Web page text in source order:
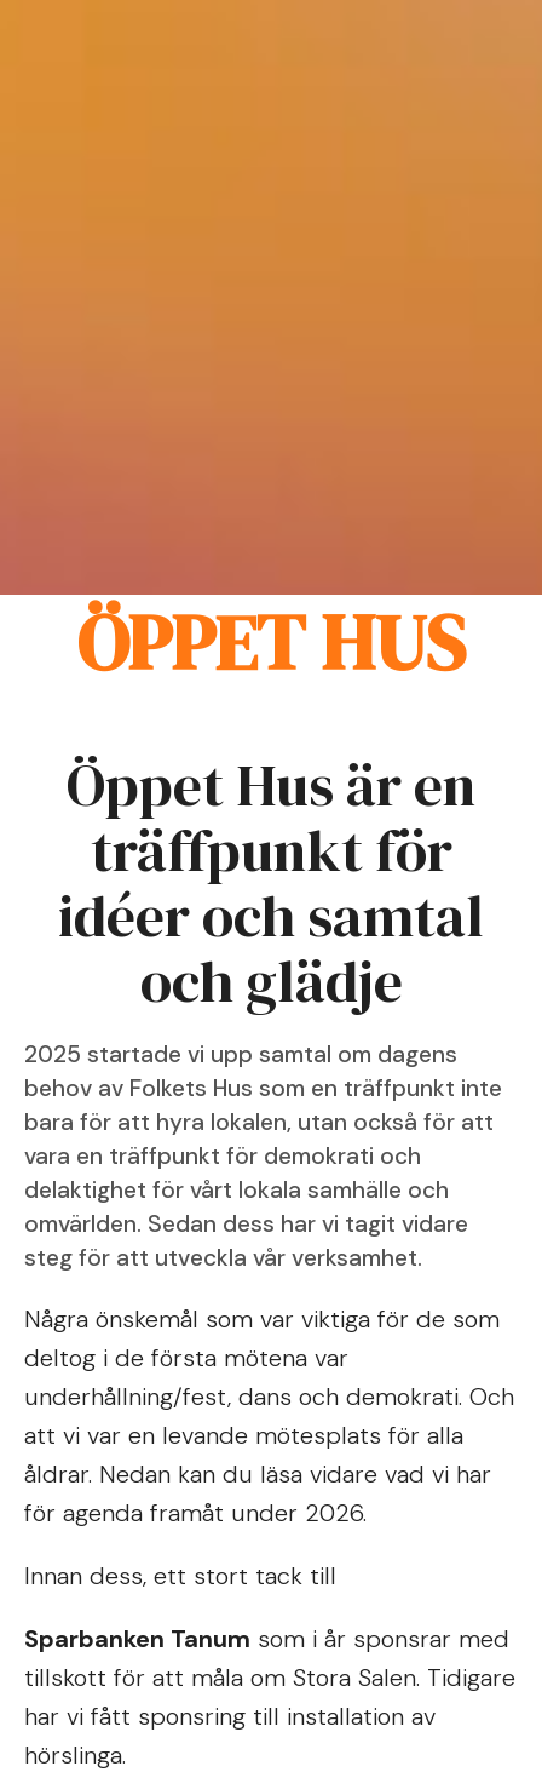
ÖPPET HUS
Öppet Hus är en
träffpunkt för
idéer och samtal
och glädje
2025 startade vi upp samtal om dagens
behov av Folkets Hus som en träffpunkt inte
bara för att hyra lokalen, utan också för att
vara en träffpunkt för demokrati och
delaktighet för vårt lokala samhälle och
omvärlden. Sedan dess har vi tagit vidare
steg för att utveckla vår verksamhet.
Några önskemål som var viktiga för de som
deltog i de första mötena var
underhållning/fest, dans och demokrati. Och
att vi var en levande mötesplats för alla
åldrar. Nedan kan du läsa vidare vad vi har
för agenda framåt under 2026.
Innan dess, ett stort tack till
Sparbanken Tanum som i år sponsrar med
tillskott för att måla om Stora Salen. Tidigare
har vi fått sponsring till installation av
hörslinga.